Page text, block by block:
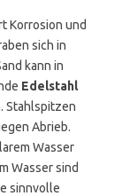
Korrosion und
sich in
kann in
Edelstahl
Stahlspitzen
Abrieb.
Wasser
Wasser sind
sinnvolle